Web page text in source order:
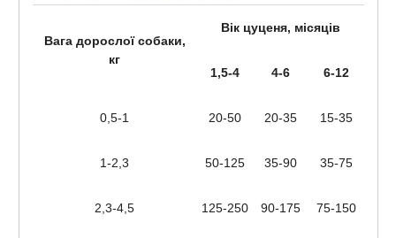
Вага дорослої собаки,
кг
Вік цуценя, місяців
1,5-4 4-6 6-12
0,5-1 20-50 20-35 15-35
1-2,3 50-125 35-90 35-75
2,3-4,5 125-250 90-175 75-150